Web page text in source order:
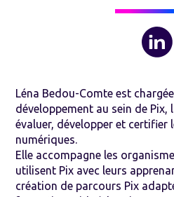
Léna Bedou-Comte est
développement au sein de
évaluer, développer et certifier
numériques.
Elle accompagne les
utilisent Pix avec leurs
création de parcours Pix